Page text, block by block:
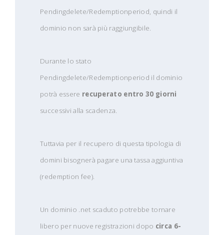
Pendingdelete/Redemptionperiod, quindi il
dominio non sarà più raggiungibile.
Durante lo stato
Pendingdelete/Redemptionperiod il dominio
potrà essere recuperato entro 30 giorni
successivi alla scadenza.
Tuttavia per il recupero di questa tipologia di
domini bisognerà pagare una tassa aggiuntiva
(redemption fee).
Un dominio .net scaduto potrebbe tornare
libero per nuove registrazioni dopo circa 6-